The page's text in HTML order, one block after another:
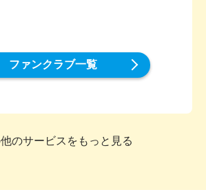
ファンクラブ一覧
のサービスをもっと見る